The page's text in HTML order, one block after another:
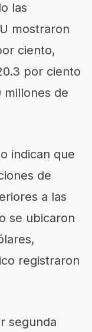
las
mostraron
ciento,
por ciento
millones de
indican que
de
a las
se ubicaron
registraron
segunda